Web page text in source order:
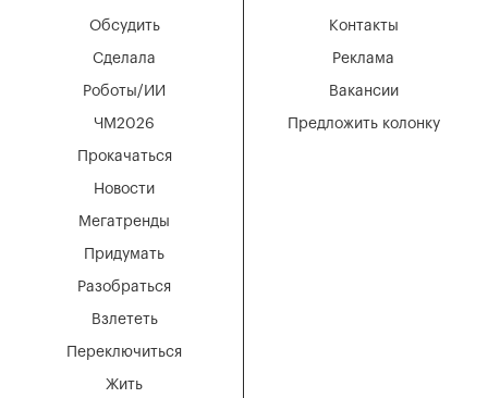
Мегатренды
Придумать
Разобраться
Взлететь
Новости
Переключиться
Жить
Обсудить
Сделала
Роботы/ИИ
ЧМ2026
Прокачаться
Вакансии
Реклама
Контакты
Предложить колонку